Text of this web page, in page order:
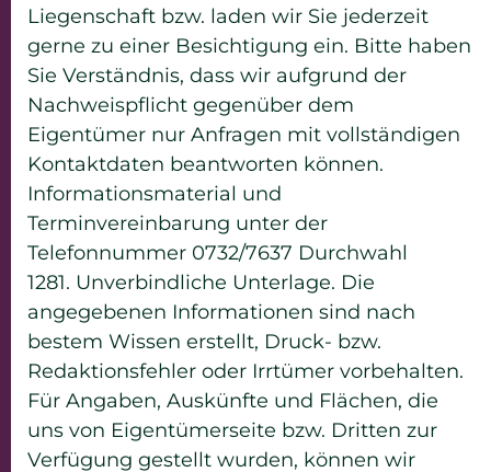
Liegenschaft bzw. laden wir Sie jederzeit
gerne zu einer Besichtigung ein. Bitte haben
Sie Verständnis, dass wir aufgrund der
Nachweispflicht gegenüber dem
Eigentümer nur Anfragen mit vollständigen
Kontaktdaten beantworten können.
Informationsmaterial und
Terminvereinbarung unter der
Telefonnummer 0732/7637 Durchwahl
1281. Unverbindliche Unterlage. Die
angegebenen Informationen sind nach
bestem Wissen erstellt, Druck- bzw.
Redaktionsfehler oder Irrtümer vorbehalten.
Für Angaben, Auskünfte und Flächen, die
uns von Eigentümerseite bzw. Dritten zur
Verfügung gestellt wurden, können wir